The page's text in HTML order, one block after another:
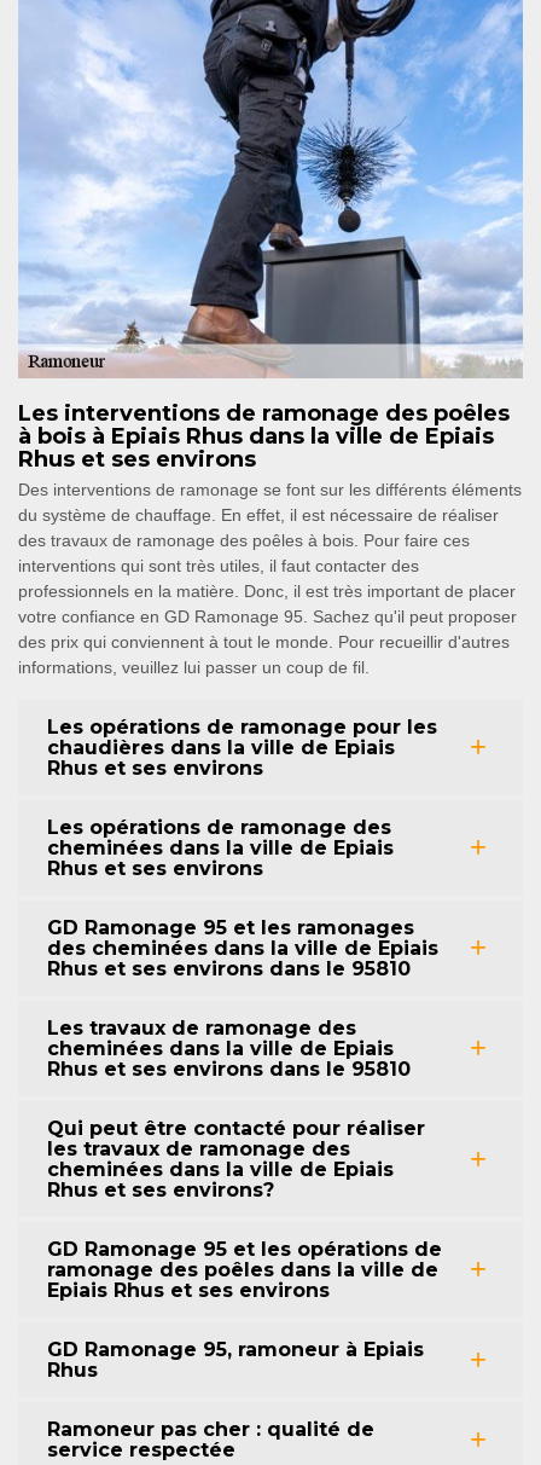
Les interventions de ramonage des poêles
à bois à Epiais Rhus dans la ville de Epiais
Rhus et ses environs
Des interventions de ramonage se font sur les différents éléments
du système de chauffage. En effet, il est nécessaire de réaliser
des travaux de ramonage des poêles à bois. Pour faire ces
interventions qui sont très utiles, il faut contacter des
professionnels en la matière. Donc, il est très important de placer
votre confiance en GD Ramonage 95. Sachez qu'il peut proposer
des prix qui conviennent à tout le monde. Pour recueillir d'autres
informations, veuillez lui passer un coup de fil.
Les opérations de ramonage pour les
chaudières dans la ville de Epiais
Rhus et ses environs
Les opérations de ramonage des
cheminées dans la ville de Epiais
Rhus et ses environs
GD Ramonage 95 et les ramonages
des cheminées dans la ville de Epiais
Rhus et ses environs dans le 95810
Les travaux de ramonage des
cheminées dans la ville de Epiais
Rhus et ses environs dans le 95810
Qui peut être contacté pour réaliser
les travaux de ramonage des
cheminées dans la ville de Epiais
Rhus et ses environs?
GD Ramonage 95 et les opérations de
ramonage des poêles dans la ville de
Epiais Rhus et ses environs
GD Ramonage 95, ramoneur à Epiais
Rhus
Ramoneur pas cher : qualité de
service respectée